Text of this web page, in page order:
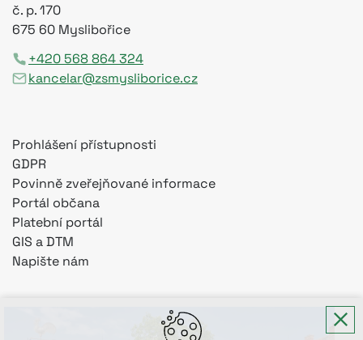
č. p. 170
675 60 Myslibořice
+420 568 864 324
kancelar@zsmysliborice.cz
Prohlášení přístupnosti
GDPR
Povinně zveřejňované informace
Portál občana
Platební portál
GIS a DTM
Napište nám